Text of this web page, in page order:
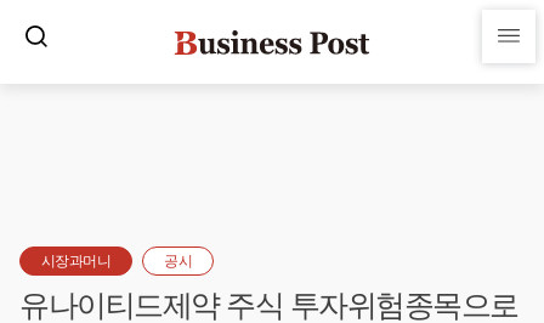
시장과머니 공시
유나이티드제약 주식 투자위험종목으로